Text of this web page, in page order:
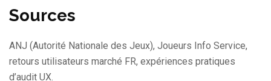
Sources
ANJ (Autorité Nationale des Jeux), Joueurs Info Service,
retours utilisateurs marché FR, expériences pratiques
d’audit UX.